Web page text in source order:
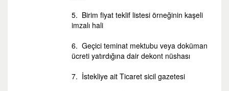
5. Birim fiyat teklif listesi örneğinin kaşeli
imzalı hali
6. Geçici teminat mektubu veya doküman
ücreti yatırdığına dair dekont nüshası
7. İstekliye ait Ticaret sicil gazetesi